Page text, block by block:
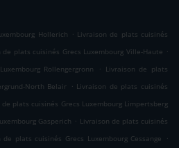
Hollerich . Livraison de plats cuisinés
de plats cuisinés Grecs Luxembourg Ville-Haute .
Rollengergronn
. Livraison de plats
North Belair . Livraison de plats cuisinés
de plats cuisinés Grecs Luxembourg Limpertsberg
Gasperich . Livraison de plats cuisinés
de plats cuisinés Grecs Luxembourg Cessange
.